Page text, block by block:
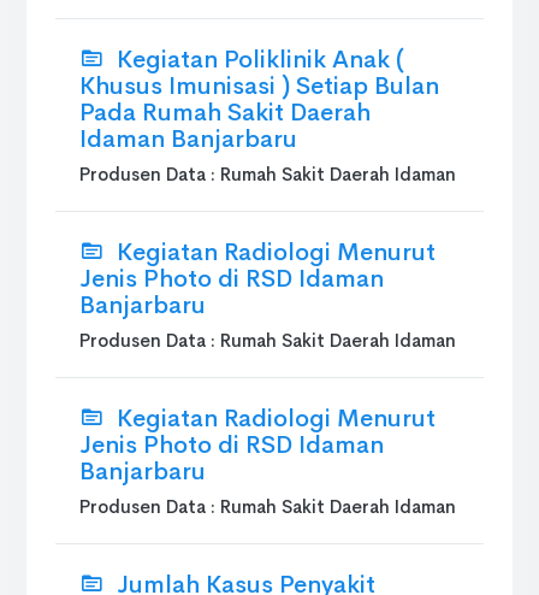
Kegiatan Poliklinik Anak (
Khusus Imunisasi ) Setiap Bulan
Pada Rumah Sakit Daerah
Idaman Banjarbaru
Produsen Data : Rumah Sakit Daerah Idaman
Kegiatan Radiologi Menurut
Jenis Photo di RSD Idaman
Banjarbaru
Produsen Data : Rumah Sakit Daerah Idaman
Kegiatan Radiologi Menurut
Jenis Photo di RSD Idaman
Banjarbaru
Produsen Data : Rumah Sakit Daerah Idaman
Jumlah Kasus Penyakit